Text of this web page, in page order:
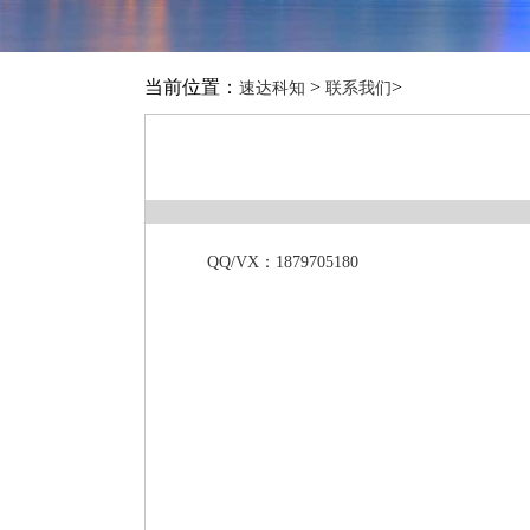
当前位置： 速达科知 > 联系我们>
QQ/VX：1879705180